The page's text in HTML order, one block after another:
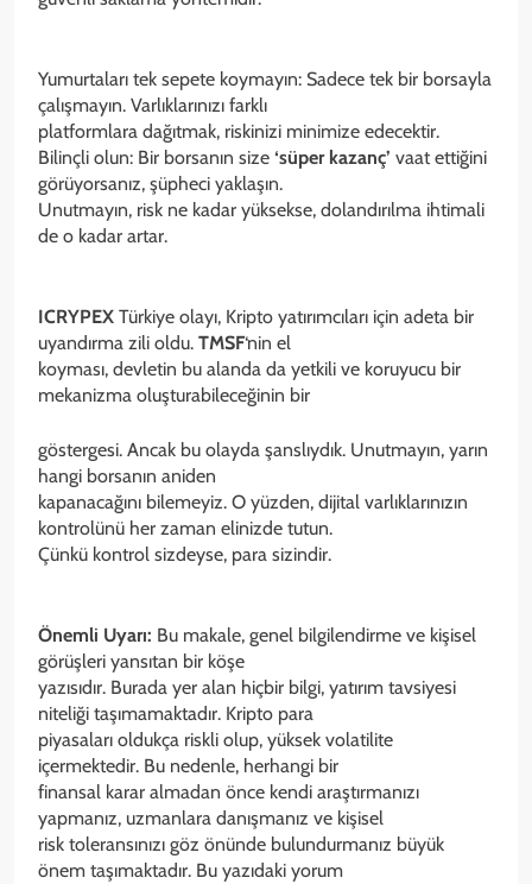
Yumurtaları tek sepete koymayın: Sadece tek bir borsayla
çalışmayın. Varlıklarınızı farklı
platformlara dağıtmak, riskinizi minimize edecektir.
Bilinçli olun: Bir borsanın size ‘süper kazanç’ vaat ettiğini
görüyorsanız, şüpheci yaklaşın.
Unutmayın, risk ne kadar yüksekse, dolandırılma ihtimali
de o kadar artar.
ICRYPEX Türkiye olayı, Kripto yatırımcıları için adeta bir
uyandırma zili oldu. TMSF‘nin el
koyması, devletin bu alanda da yetkili ve koruyucu bir
mekanizma oluşturabileceğinin bir
göstergesi. Ancak bu olayda şanslıydık. Unutmayın, yarın
hangi borsanın aniden
kapanacağını bilemeyiz. O yüzden, dijital varlıklarınızın
kontrolünü her zaman elinizde tutun.
Çünkü kontrol sizdeyse, para sizindir.
Önemli Uyarı: Bu makale, genel bilgilendirme ve kişisel
görüşleri yansıtan bir köşe
yazısıdır. Burada yer alan hiçbir bilgi, yatırım tavsiyesi
niteliği taşımamaktadır. Kripto para
piyasaları oldukça riskli olup, yüksek volatilite
içermektedir. Bu nedenle, herhangi bir
finansal karar almadan önce kendi araştırmanızı
yapmanız, uzmanlara danışmanız ve kişisel
risk toleransınızı göz önünde bulundurmanız büyük
önem taşımaktadır. Bu yazıdaki yorum